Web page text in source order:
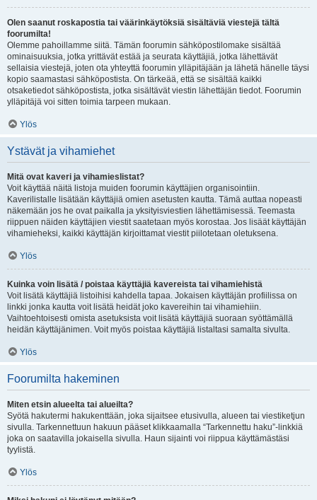
Olen saanut roskapostia tai väärinkäytöksiä sisältäviä viestejä tältä
foorumilta!
Olemme pahoillamme siitä. Tämän foorumin sähköpostilomake sisältää
ominaisuuksia, jotka yrittävät estää ja seurata käyttäjiä, jotka lähettävät
sellaisia viestejä, joten ota yhteyttä foorumin ylläpitäjään ja lähetä hänelle täysi
kopio saamastasi sähköpostista. On tärkeää, että se sisältää kaikki
otsaketiedot sähköpostista, jotka sisältävät viestin lähettäjän tiedot. Foorumin
ylläpitäjä voi sitten toimia tarpeen mukaan.
Ylös
Ystävät ja vihamiehet
Mitä ovat kaveri ja vihamieslistat?
Voit käyttää näitä listoja muiden foorumin käyttäjien organisointiin.
Kaverilistalle lisätään käyttäjiä omien asetusten kautta. Tämä auttaa nopeasti
näkemään jos he ovat paikalla ja yksityisviestien lähettämisessä. Teemasta
riippuen näiden käyttäjien viestit saatetaan myös korostaa. Jos lisäät käyttäjän
vihamieheksi, kaikki käyttäjän kirjoittamat viestit piilotetaan oletuksena.
Ylös
Kuinka voin lisätä / poistaa käyttäjiä kavereista tai vihamiehistä
Voit lisätä käyttäjiä listoihisi kahdella tapaa. Jokaisen käyttäjän profiilissa on
linkki jonka kautta voit lisätä heidät joko kavereihin tai vihamiehiin.
Vaihtoehtoisesti omista asetuksista voit lisätä käyttäjiä suoraan syöttämällä
heidän käyttäjänimen. Voit myös poistaa käyttäjiä listaltasi samalta sivulta.
Ylös
Foorumilta hakeminen
Miten etsin alueelta tai alueilta?
Syötä hakutermi hakukenttään, joka sijaitsee etusivulla, alueen tai viestiketjun
sivulla. Tarkennettuun hakuun pääset klikkaamalla “Tarkennettu haku”-linkkiä
joka on saatavilla jokaisella sivulla. Haun sijainti voi riippua käyttämästäsi
tyylistä.
Ylös